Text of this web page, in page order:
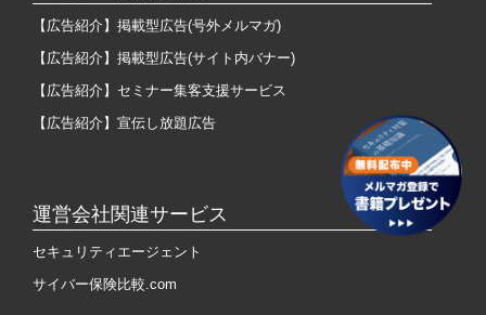
【広告紹介】掲載型広告(号外メルマガ)
【広告紹介】掲載型広告(サイト内バナー)
【広告紹介】セミナー集客支援サービス
【広告紹介】宣伝し放題広告
運営会社関連サービス
セキュリティエージェント
サイバー保険比較.com